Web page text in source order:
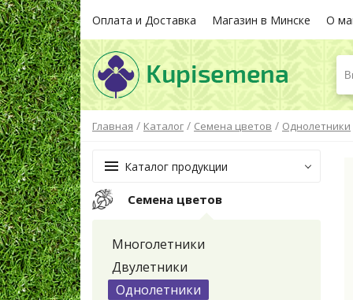
Оплата и Доставка Магазин в Минске О
Главная / Каталог / Семена цветов / Однолетники
Каталог продукции
Семена цветов
Многолетники
Двулетники
Однолетники